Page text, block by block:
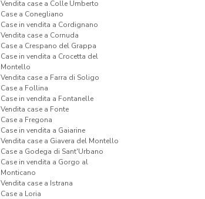
Vendita case a Colle Umberto
Case a Conegliano
Case in vendita a Cordignano
Vendita case a Cornuda
Case a Crespano del Grappa
Case in vendita a Crocetta del
Montello
Vendita case a Farra di Soligo
Case a Follina
Case in vendita a Fontanelle
Vendita case a Fonte
Case a Fregona
Case in vendita a Gaiarine
Vendita case a Giavera del Montello
Case a Godega di Sant'Urbano
Case in vendita a Gorgo al
Monticano
Vendita case a Istrana
Case a Loria